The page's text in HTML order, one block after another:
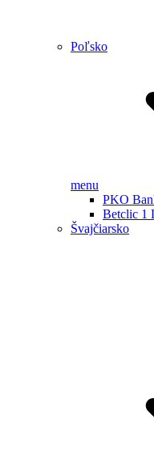
Poľsko
menu
PKO
Betclic 1
Švajčiarsko